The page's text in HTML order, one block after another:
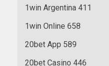
1win Argentina 411
1win Online 658
20bet App 589
20bet Casino 446